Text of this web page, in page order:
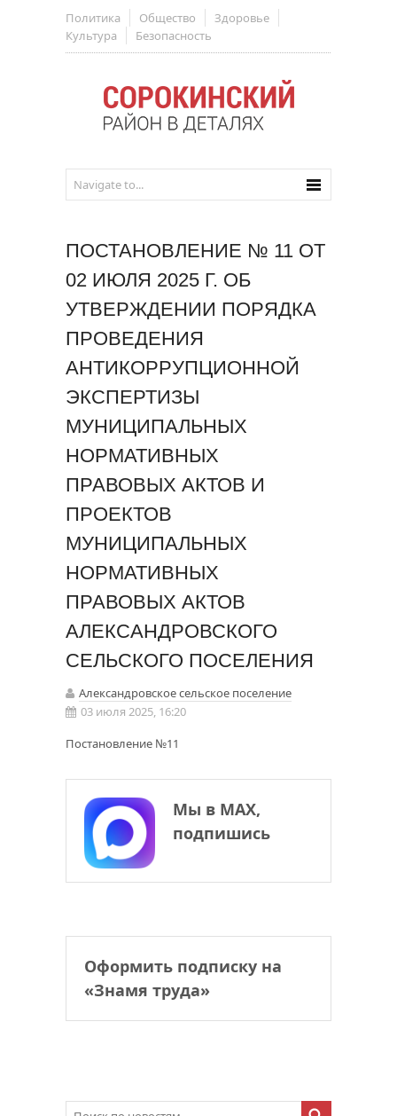
Политика Общество
Здоровье
Культура
Безопасность
ПОСТАНОВЛЕНИЕ № 11 ОТ
02 ИЮЛЯ 2025 Г. ОБ
УТВЕРЖДЕНИИ ПОРЯДКА
ПРОВЕДЕНИЯ
АНТИКОРРУПЦИОННОЙ
ЭКСПЕРТИЗЫ
МУНИЦИПАЛЬНЫХ
НОРМАТИВНЫХ
ПРАВОВЫХ АКТОВ И
ПРОЕКТОВ
МУНИЦИПАЛЬНЫХ
НОРМАТИВНЫХ
ПРАВОВЫХ АКТОВ
АЛЕКСАНДРОВСКОГО
СЕЛЬСКОГО ПОСЕЛЕНИЯ
Александровское сельское поселение
03 июля 2025, 16:20
Постановление №11
Мы в МАХ,
подпишись
Оформить подписку на
«Знамя труда»